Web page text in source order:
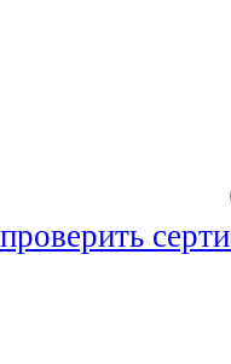
проверить